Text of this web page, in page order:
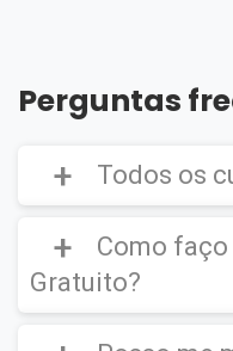
Perguntas
Todos os
Curso
Certificado
Como
Gratuito?